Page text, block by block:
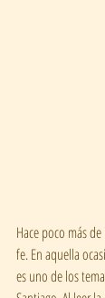
Hace poco más
fe. En aquella
es uno de los